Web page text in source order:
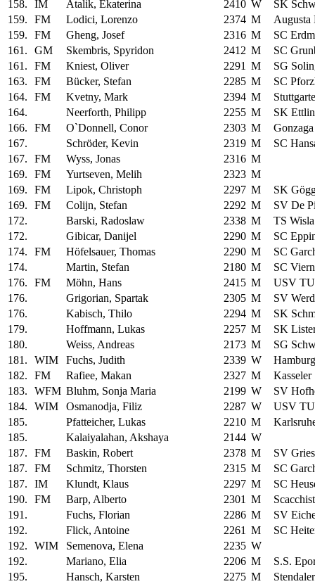
158. IM Atalik, Ekaterina 2410 W
SK
159.
FM Lodici, Lorenzo 2374 M
Augusta
159.
FM Gheng, Josef 2316 M
SC
161.
GM Skembris, Spyridon 2412 M
SC
161.
FM Kniest, Oliver 2291 M
SG
163.
FM Bücker, Stefan 2285 M
SC
164.
FM Kvetny, Mark 2394 M
164.
Neerforth, Philipp 2255 M
SK
166.
FM O`Donnell, Conor 2303 M
Gonzaga
167.
Schröder, Kevin 2319 M
SC
167.
FM Wyss, Jonas 2316 M
169.
FM Yurtseven, Melih 2323 M
169.
FM Lipok, Christoph 2297 M
SK
169.
FM Colijn, Stefan 2292 M
SV De
172.
Barski, Radoslaw 2338 M
TS
172.
Gibicar, Danijel 2290 M
SC
174.
FM Höfelsauer, Thomas 2290 M
SC
174.
Martin, Stefan 2180 M
SC
176.
FM Möhn, Hans 2415 M
USV TU
176.
Grigorian, Spartak 2305 M
SV
176.
Kabisch, Thilo 2294 M
SK
179.
Hoffmann, Lukas 2257 M
SK
180.
Weiss, Andreas 2173 M
SG
181.
WIM Fuchs, Judith 2339 W
182.
FM Rafiee, Makan 2327 M
Kasseler
183.
WFM Bluhm, Sonja Maria 2199 W
SV
184.
WIM Osmanodja, Filiz 2287 W
USV TU
185.
Pfatteicher, Lukas 2210 M
185.
Kalaiyalahan, Akshaya 2144 W
187.
FM Baskin, Robert 2378 M
SV
187.
FM Schmitz, Thorsten 2315 M
SC
187.
IM Klundt, Klaus 2297 M
SC
190.
FM Barp, Alberto 2301 M
191.
Fuchs, Florian 2286 M
SV
192.
Flick, Antoine 2261 M
SC
192.
WIM Semenova, Elena 2235 W
192.
Mariano, Elia 2206 M
S.S.
195.
Hansch, Karsten 2275 M